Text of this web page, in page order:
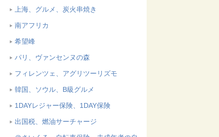
上海、グルメ、炭火串焼き
南アフリカ
希望峰
パリ、ヴァンセンヌの森
フィレンツェ、アグリツーリズモ
韓国、ソウル、B級グルメ
1DAYレジャー保険、1DAY保険
出国税、燃油サーチャージ